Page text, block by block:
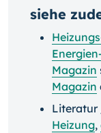
siehe
Magazin
Magazin
Literatur
Heizung,